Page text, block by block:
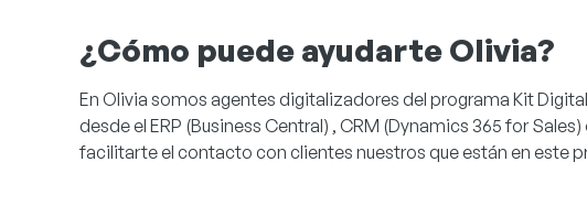
¿Cómo puede ayudarte Olivia?
En Olivia somos agentes digitalizadores del programa Kit
desde el ERP (Business Central) , CRM (Dynamics 365 for
facilitarte el contacto con clientes nuestros que están en este